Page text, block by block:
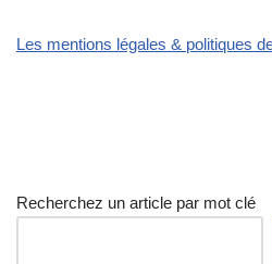
Les mentions légales & politiques
Recherchez un article par mot clé